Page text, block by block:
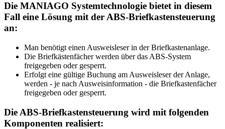
Die MANIAGO Systemtechnologie bietet in diesem
Fall eine Lösung mit der ABS-Briefkastensteuerung
an:
Man benötigt einen Ausweisleser in der Briefkastenanlage.
Die Briefkästenfächer werden über das ABS-System
freigegeben oder gesperrt.
Erfolgt eine gültige Buchung am Ausweisleser der Anlage,
werden - je nach Ausweisinformation - die Briefkastenfächer
freigegeben oder gesperrt.
Die ABS-Briefkastensteuerung wird mit folgenden
Komponenten realisiert: